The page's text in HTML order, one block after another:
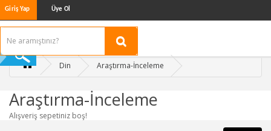
Giriş Yap Üye Ol
Din Araştırma-İnceleme
Araştırma-İnceleme
Alışveriş sepetiniz boş!